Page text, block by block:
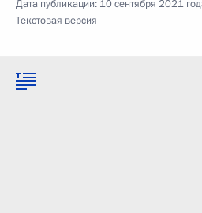
Дата публикации: 10 сентября 2021
Текстовая версия